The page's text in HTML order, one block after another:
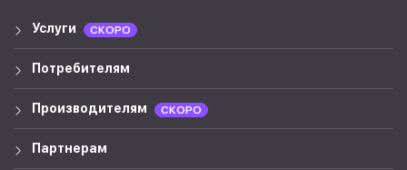
Услуги СКОРО
Потребителям
Производителям СКОРО
Партнерам